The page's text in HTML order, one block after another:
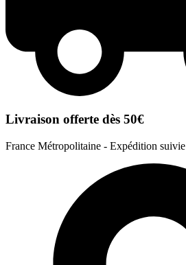
Livraison offerte dès 50€
France Métropolitaine - Expédition suivie